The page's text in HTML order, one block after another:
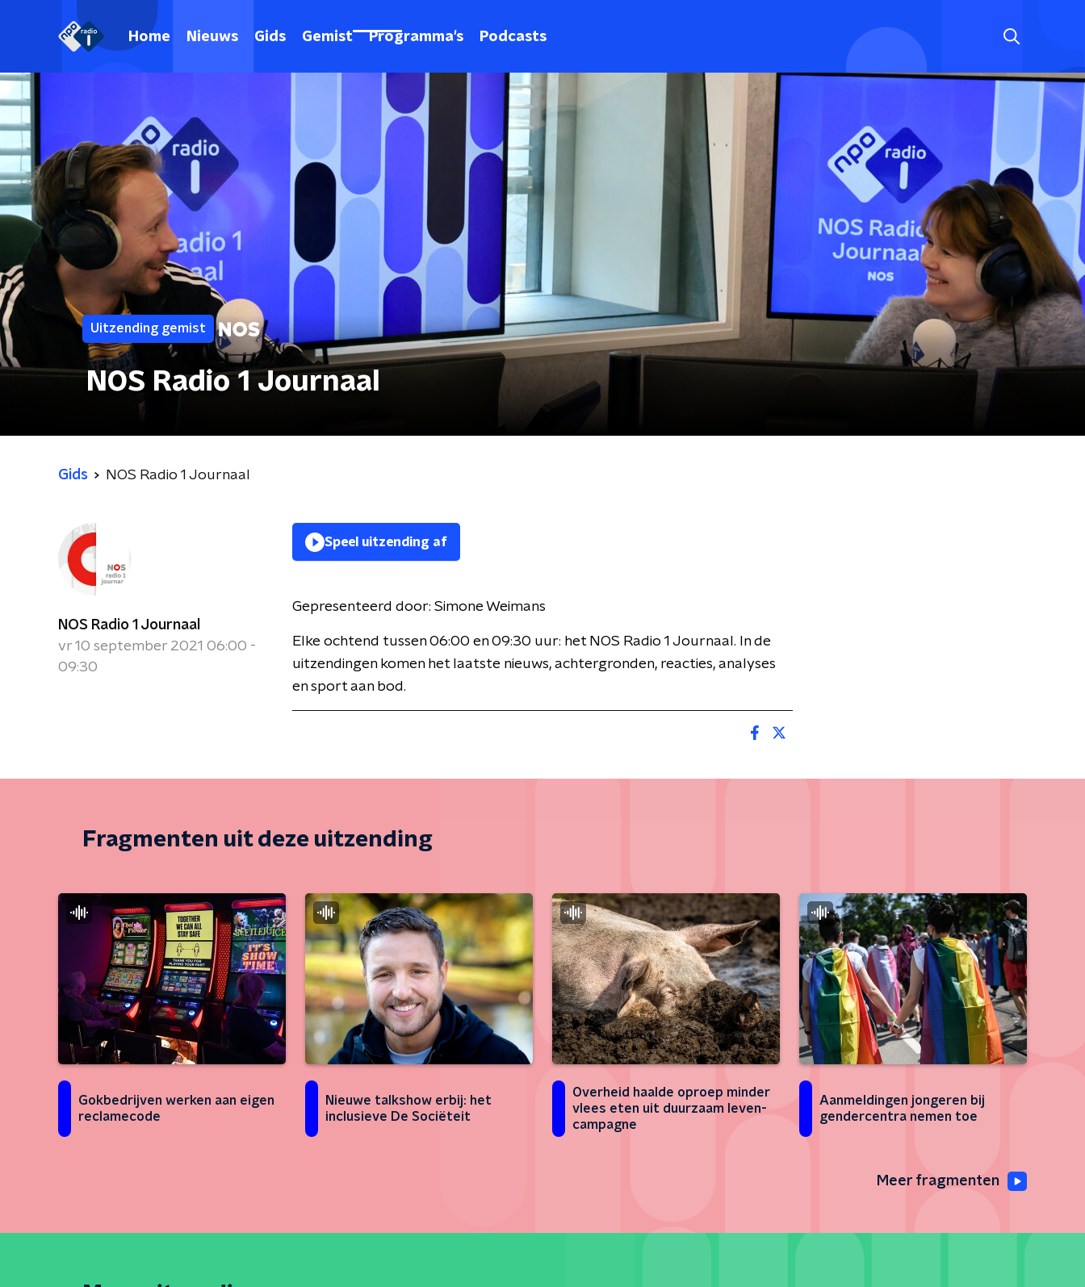
Home Nieuws Gids Gemist Programma's Podcasts
Uitzending gemist
NOS Radio 1 Journaal
Gids NOS Radio 1 Journaal
NOS Radio 1 Journaal
vr 10 september 2021 06:00 -
09:30
Speel uitzending af
Gepresenteerd door: Simone Weimans
Elke ochtend tussen 06:00 en 09:30 uur: het NOS Radio 1 Journaal. In de
uitzendingen komen het laatste nieuws, achtergronden, reacties, analyses
en sport aan bod.
Fragmenten uit deze uitzending
Gokbedrijven werken aan eigen
reclamecode
Nieuwe talkshow erbij: het
inclusieve De Sociëteit
Overheid haalde oproep minder
vlees eten uit duurzaam leven-
campagne
Aanmeldingen jongeren bij
gendercentra nemen toe
Meer fragmenten